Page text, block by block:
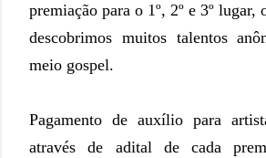
premiação para o 1º, 2º e 3º lugar,
descobrimos muitos talentos
meio gospel.
Pagamento de auxílio para
através de adital de cada